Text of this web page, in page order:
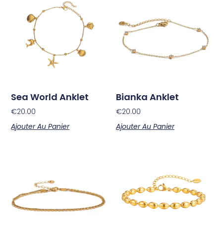
Sea World Anklet
€20.00
Ajouter Au Panier
Bianka Anklet
€20.00
Ajouter Au Panier